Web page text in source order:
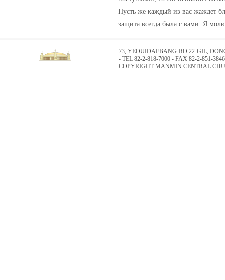
Пусть же каждый из вас жаждет
защита всегда была с вами. Я
73, YEOUIDAEBANG-RO 22-GIL,
- TEL 82-2-818-7000 - FAX 82-2-851-3846
COPYRIGHT MANMIN CENTRAL